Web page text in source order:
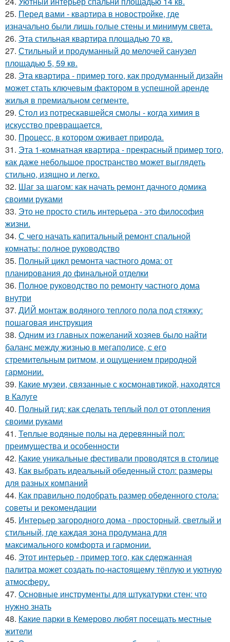
25. Перед вами - квартира в новостройке, где
изначально были лишь голые стены и минимум света.
26. Эта стильная квартира площадью 70 кв.
27. Стильный и продуманный до мелочей санузел
площадью 5, 59 кв.
28. Эта квартира - пример того, как продуманный дизайн
может стать ключевым фактором в успешной аренде
жилья в премиальном сегменте.
29. Стол из потрескавшейся смолы - когда химия в
искусство превращается.
30. Процесс, в котором оживает природа.
31. Эта 1-комнатная квартира - прекрасный пример того,
как даже небольшое пространство может выглядеть
стильно, изящно и легко.
32. Шаг за шагом: как начать ремонт дачного домика
своими руками
33. Это не просто стиль интерьера - это философия
жизни.
34. С чего начать капитальный ремонт спальной
комнаты: полное руководство
35. Полный цикл ремонта частного дома: от
планирования до финальной отделки
36. Полное руководство по ремонту частного дома
внутри
37. ДИЙ монтаж водяного теплого пола под стяжку:
пошаговая инструкция
38. Одним из главных пожеланий хозяев было найти
баланс между жизнью в мегаполисе, с его
стремительным ритмом, и ощущением природной
гармонии.
39. Какие музеи, связанные с космонавтикой, находятся
в Калуге
40. Полный гид: как сделать теплый пол от отопления
своими руками
41. Теплые водяные полы на деревянный пол:
преимущества и особенности
42. Какие уникальные фестивали проводятся в столице
43. Как выбрать идеальный обеденный стол: размеры
для разных компаний
44. Как правильно подобрать размер обеденного стола:
советы и рекомендации
45. Интерьер загородного дома - просторный, светлый и
стильный, где каждая зона продумана для
максимального комфорта и гармонии.
46. Этот интерьер - пример того, как сдержанная
палитра может создать по-настоящему тёплую и уютную
атмосферу.
47. Основные инструменты для штукатурки стен: что
нужно знать
48. Какие парки в Кемерово любят посещать местные
жители